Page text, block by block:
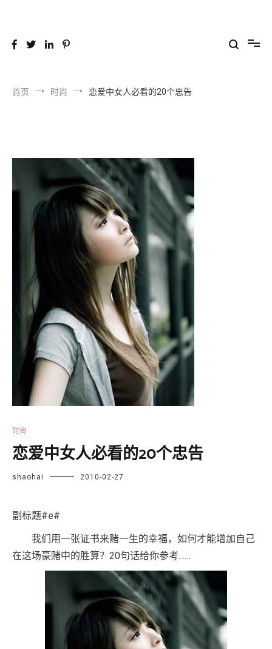
首页 时尚 恋爱中女人必看的20个忠告
时尚
恋爱中女人必看的20个忠告
shaohai 2010-02-27
副标题#e#
我们用一张证书来赌一生的幸福，如何才能增加自己
在这场豪赌中的胜算？20句话给你参考……